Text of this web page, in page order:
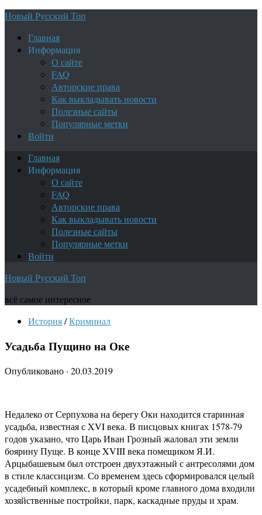
Новый Русский Топ
Главная
Информация
О сайте
FAQ
Авторские права
Как выкладывать новости
Полезные сайты
Популярные метки
Войти
Главная
Информация
О сайте
FAQ
Авторские права
Как выкладывать новости
Полезные сайты
Популярные метки
Войти
Новый Русский Топ
всё самое интересное
История/Криминал
Усадьба Пущино на Оке
Опубликовано · 20.03.2019
Недалеко от Серпухова на берегу Оки находится старинная
усадьба, известная с XVI века. В писцовых книгах 1578-79
годов указано, что Царь Иван Грозный жаловал эти земли
боярину Пуще. В конце XVIII века помещиком Я.И.
Арцыбашевым был отстроен двухэтажный с антресолями дом
в стиле классицизм. Со временем здесь сформировался целый
усадебный комплекс, в который кроме главного дома входили
хозяйственные постройки, парк, каскадные пруды и храм.